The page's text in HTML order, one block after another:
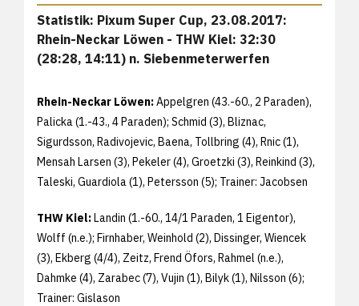
Statistik: Pixum Super Cup, 23.08.2017:
Rhein-Neckar Löwen - THW Kiel: 32:30
(28:28, 14:11) n. Siebenmeterwerfen
Rhein-Neckar Löwen:Appelgren (43.-60., 2 Paraden),
Palicka (1.-43., 4 Paraden); Schmid (3), Bliznac,
Sigurdsson, Radivojevic, Baena, Tollbring (4), Rnic (1),
Mensah Larsen (3), Pekeler (4), Groetzki (3), Reinkind (3),
Taleski, Guardiola (1), Petersson (5); Trainer: Jacobsen
THW Kiel:Landin (1.-60., 14/1 Paraden, 1 Eigentor),
Wolff (n.e.); Firnhaber, Weinhold (2), Dissinger, Wiencek
(3), Ekberg (4/4), Zeitz, Frend Öfors, Rahmel (n.e.),
Dahmke (4), Zarabec (7), Vujin (1), Bilyk (1), Nilsson (6);
Trainer: Gislason